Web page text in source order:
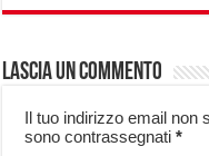
Lascia un commento
Il tuo indirizzo email non
sono contrassegnati*